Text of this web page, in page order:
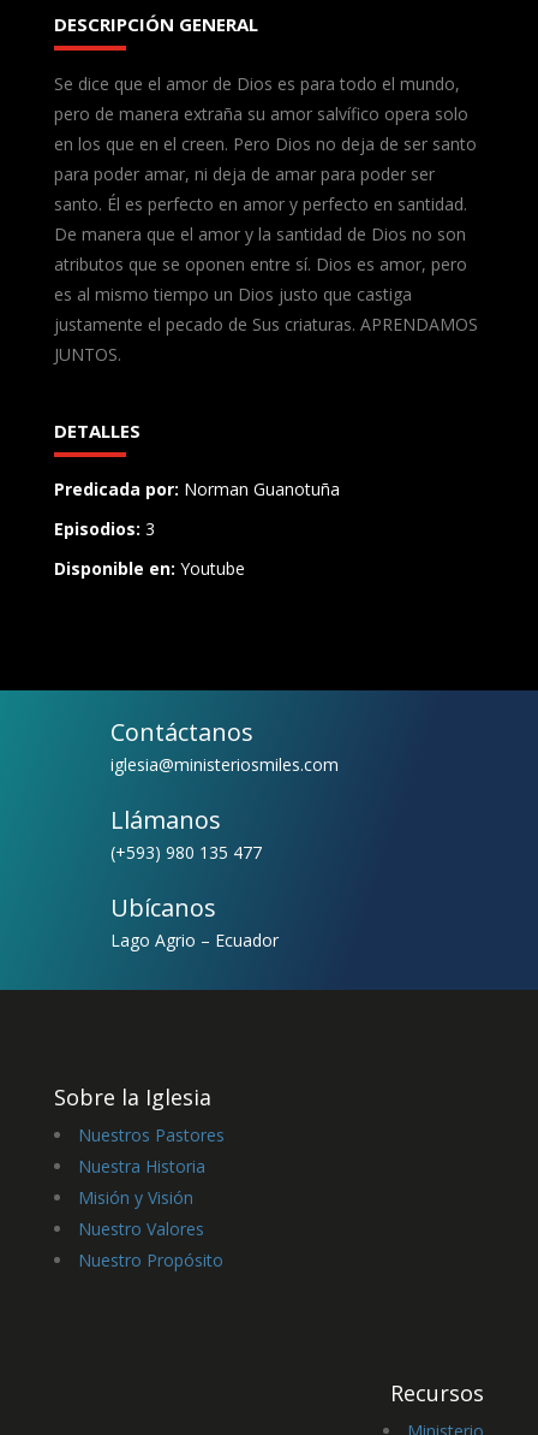
DESCRIPCIÓN GENERAL
Se dice que el amor de Dios es para todo el mundo,
pero de manera extraña su amor salvífico opera solo
en los que en el creen. Pero Dios no deja de ser santo
para poder amar, ni deja de amar para poder ser
santo. Él es perfecto en amor y perfecto en santidad.
De manera que el amor y la santidad de Dios no son
atributos que se oponen entre sí. Dios es amor, pero
es al mismo tiempo un Dios justo que castiga
justamente el pecado de Sus criaturas. APRENDAMOS
JUNTOS.
DETALLES
Predicada por: Norman Guanotuña
Episodios: 3
Disponible en: Youtube
Contáctanos
iglesia@ministeriosmiles.com
Llámanos
(+593) 980 135 477
Ubícanos
Lago Agrio – Ecuador
Sobre la Iglesia
Nuestros Pastores
Nuestra Historia
Misión y Visión
Nuestro Valores
Nuestro Propósito
Recursos